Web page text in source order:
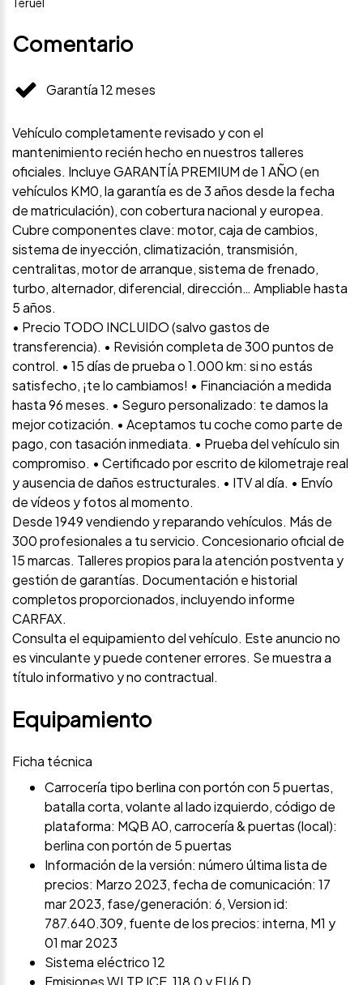
Comentario
Garantía 12 meses
Vehículo completamente revisado y con el
mantenimiento recién hecho en nuestros talleres
oficiales. Incluye GARANTÍA PREMIUM de 1 AÑO (en
vehículos KM0, la garantía es de 3 años desde la fecha
de matriculación), con cobertura nacional y europea.
Cubre componentes clave: motor, caja de cambios,
sistema de inyección, climatización, transmisión,
centralitas, motor de arranque, sistema de frenado,
turbo, alternador, diferencial, dirección… Ampliable hasta
5 años.
• Precio TODO INCLUIDO (salvo gastos de
transferencia). • Revisión completa de 300 puntos de
control. • 15 días de prueba o 1.000 km: si no estás
satisfecho, ¡te lo cambiamos! • Financiación a medida
hasta 96 meses. • Seguro personalizado: te damos la
mejor cotización. • Aceptamos tu coche como parte de
pago, con tasación inmediata. • Prueba del vehículo sin
compromiso. • Certificado por escrito de kilometraje real
y ausencia de daños estructurales. • ITV al día. • Envío
de vídeos y fotos al momento.
Desde 1949 vendiendo y reparando vehículos. Más de
300 profesionales a tu servicio. Concesionario oficial de
15 marcas. Talleres propios para la atención postventa y
gestión de garantías. Documentación e historial
completos proporcionados, incluyendo informe
CARFAX.
Consulta el equipamiento del vehículo. Este anuncio no
es vinculante y puede contener errores. Se muestra a
título informativo y no contractual.
Equipamiento
Ficha técnica
Carrocería tipo berlina con portón con 5 puertas,
batalla corta, volante al lado izquierdo, código de
plataforma: MQB A0, carrocería & puertas (local):
berlina con portón de 5 puertas
Información de la versión: número última lista de
precios: Marzo 2023, fecha de comunicación: 17
mar 2023, fase/generación: 6, Version id:
787.640.309, fuente de los precios: interna, M1 y
01 mar 2023
Sistema eléctrico 12
Emisiones WLTP ICE, 118,0 y EU6 D